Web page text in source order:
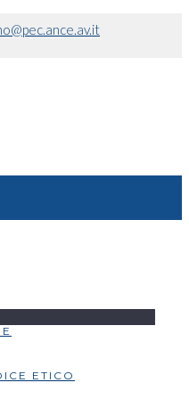
ETICO